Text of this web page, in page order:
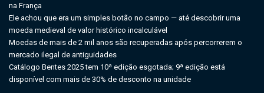
na França
Ele achou que era um simples botão no campo — até descobrir uma
moeda medieval de valor histórico incalculável
Moedas de mais de 2 mil anos são recuperadas após percorrerem o
mercado ilegal de antiguidades
Catálogo Bentes 2025 tem 10ª edição esgotada; 9ª edição está
disponível com mais de 30% de desconto na unidade